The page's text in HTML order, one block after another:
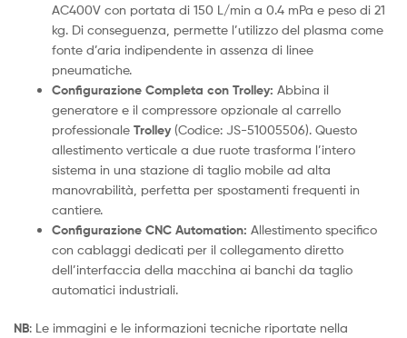
AC400V con portata di 150 L/min a 0.4 mPa e peso di 21
kg. Di conseguenza, permette l’utilizzo del plasma come
fonte d’aria indipendente in assenza di linee
pneumatiche.
Configurazione Completa con Trolley: Abbina il
generatore e il compressore opzionale al carrello
professionale Trolley (Codice: JS-51005506). Questo
allestimento verticale a due ruote trasforma l’intero
sistema in una stazione di taglio mobile ad alta
manovrabilità, perfetta per spostamenti frequenti in
cantiere.
Configurazione CNC Automation: Allestimento specifico
con cablaggi dedicati per il collegamento diretto
dell’interfaccia della macchina ai banchi da taglio
automatici industriali.
NB: Le immagini e le informazioni tecniche riportate nella